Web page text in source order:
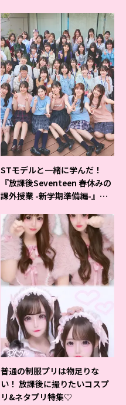
STモデルと一緒に学んだ！
『放課後Seventeen 春休みの
課外授業 -新学期準備編-』イ
普通の制服プリは物足りな
い！ 放課後に撮りたいコスプ
リ&ネタプリ特集♡